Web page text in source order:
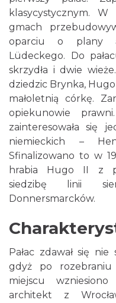
klasycystycznym.
gmach
oparciu o plany
Lüdeckego. Do
skrzydła i dwie
dziedzic Brynka,
małoletnią córkę.
opiekunowie
zainteresowała się
niemieckich –
Sfinalizowano to w
hrabia Hugo II z
siedzibę linii
Donnersmarcków.
Pałac zdawał się
gdyż po
miejscu
architekt z